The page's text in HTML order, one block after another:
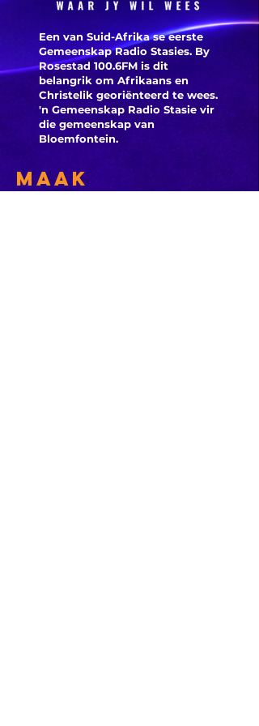
Een van Suid-Afrika se eerste
Gemeenskap Radio Stasies. By
Rosestad 100.6FM is dit
belangrik om Afrikaans en
Christelik georiënteerd te wees.
'n Gemeenskap Radio Stasie vir
die gemeenskap van
Bloemfontein.
Maak